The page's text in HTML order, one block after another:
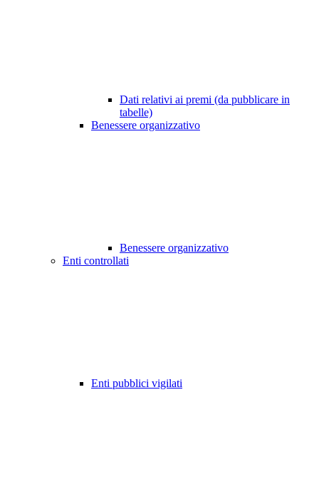
Dati relativi ai premi (da pubblicare in
tabelle)
Benessere organizzativo
Benessere organizzativo
Enti controllati
Enti pubblici vigilati